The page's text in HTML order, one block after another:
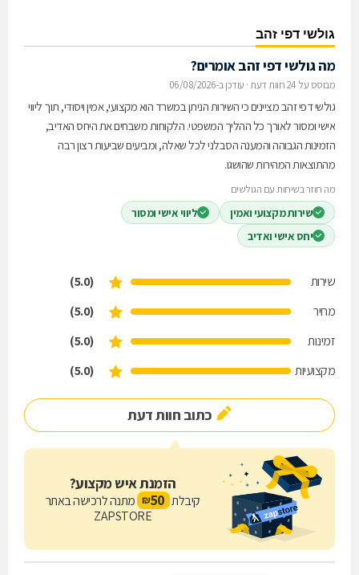
גולשי דפי זהב
מה גולשי דפי זהב אומרים?
מבוסס על 24 חוות דעת · עודכן ב-06/08/2026
גולשי דפי זהב מציינים כי השירות הניתן במשרד הוא מקצועי, אמין ויסודי, תוך ליווי
אישי ומסור לאורך כל ההליך המשפטי. הלקוחות משבחים את היחס האדיב,
הזמינות הגבוהה והמענה הסבלני לכל שאלה, ומביעים שביעות רצון רבה
מהתוצאות המהירות שהושגו.
מה חוזר בשיחות עם הגולשים
שירות מקצועי ואמין
ליווי אישי ומסור
יחס אישי ואדיב
שירות
(5.0)
מחיר
(5.0)
זמינות
(5.0)
מקצועיות
(5.0)
כתוב חוות דעת
הזמנת איש מקצוע?
קיבלת 50
₪ מתנה לרכישה באתר
ZAPSTORE